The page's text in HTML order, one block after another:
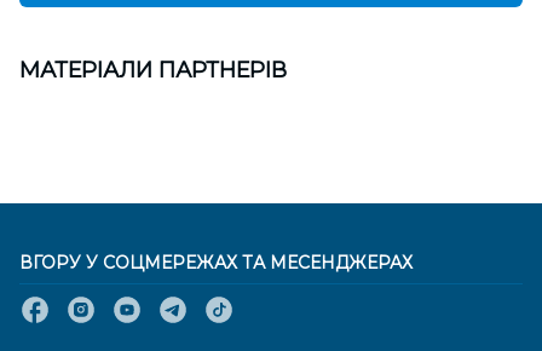
МАТЕРІАЛИ ПАРТНЕРІВ
ВГОРУ У СОЦМЕРЕЖАХ ТА МЕСЕНДЖЕРАХ